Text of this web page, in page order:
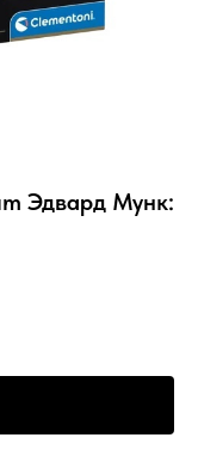
Эдвард Мунк: